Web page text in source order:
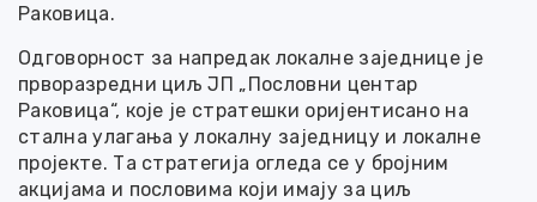
Раковица.
Одговорност за напредак локалне заједнице је
прворазредни циљ ЈП „Пословни центар
Раковица“, које је стратешки оријентисано на
стална улагања у локалну заједницу и локалне
пројекте. Та стратегија огледа се у бројним
акцијама и пословима који имају за циљ